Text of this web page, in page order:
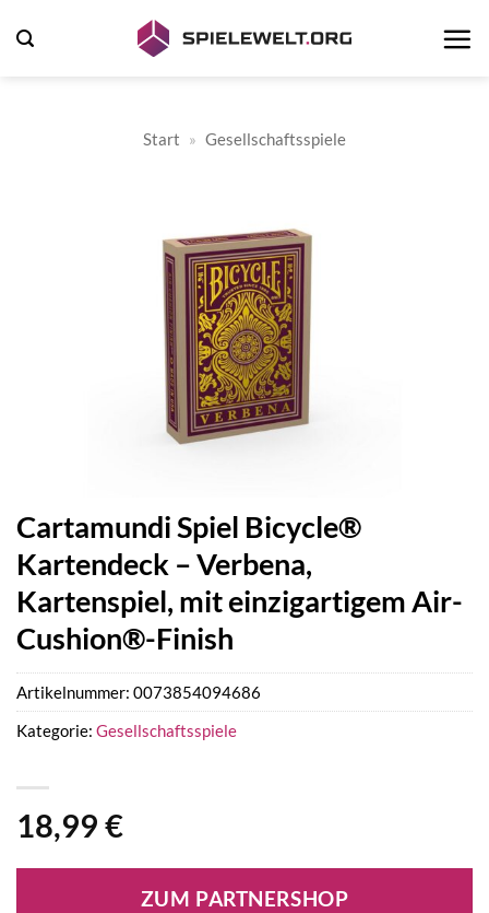
Inhalt
Start » Gesellschaftsspiele
Cartamundi Spiel Bicycle®
Kartendeck – Verbena,
Kartenspiel, mit einzigartigem Air-
Cushion®-Finish
18,99 €
ZUM PARTNERSHOP
Artikelnummer: 0073854094686
Kategorie: Gesellschaftsspiele